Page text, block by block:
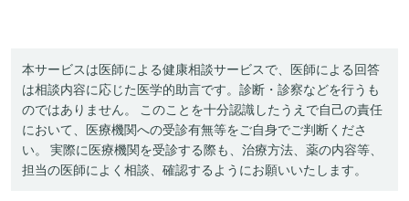
本サービスは医師による健康相談サービスで、医師による回答
は相談内容に応じた医学的助言です。診断・診察などを行うも
のではありません。 このことを十分認識したうえで自己の責任
において、医療機関への受診有無等をご自身でご判断くださ
い。 実際に医療機関を受診する際も、治療方法、薬の内容等、
担当の医師によく相談、確認するようにお願いいたします。